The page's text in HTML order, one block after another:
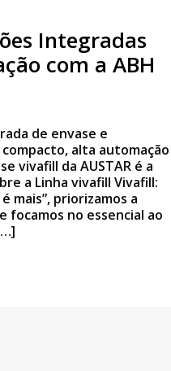
Integradas
com a ABH
de envase e
alta automação
vivafill da AUSTAR é a
a Linha vivafill Vivafill:
mais”, priorizamos a
focamos no essencial ao